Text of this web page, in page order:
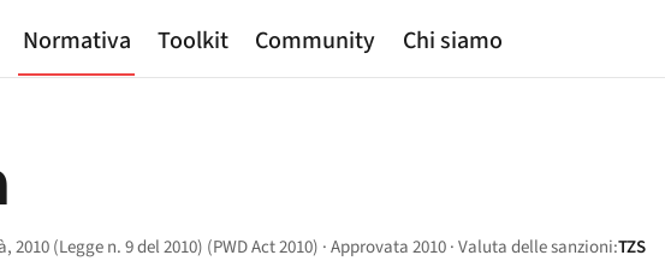
Normativa Toolkit Community Chi siamo
(Legge n. 9 del 2010) (PWD Act 2010) · Approvata 2010 · Valuta delle sanzioni:TZS